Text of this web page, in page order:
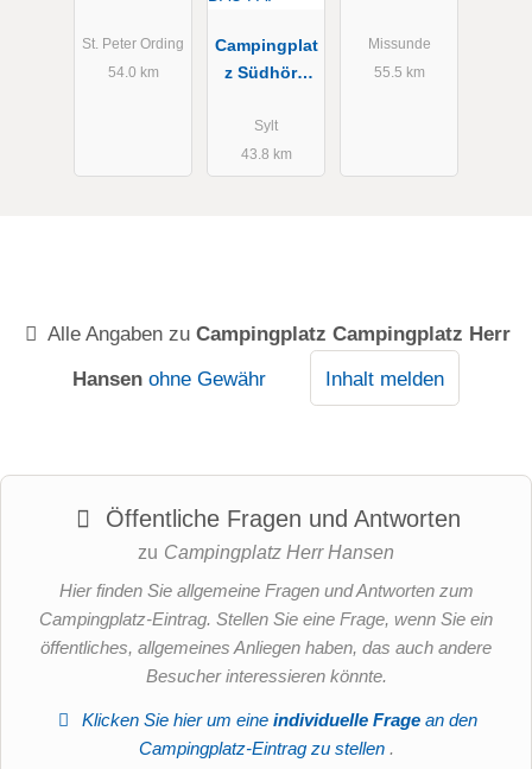
St. Peter Ording
54.0 km
Campingplat
z Südhörn
DAU FA.
Sylt
43.8 km
Missunde
55.5 km
Alle Angaben zuCampingplatz Campingplatz Herr
Hansen ohne Gewähr Inhalt melden
Öffentliche Fragen und Antworten
zu Campingplatz Herr Hansen
Hier finden Sie allgemeine Fragen und Antworten zum
Campingplatz-Eintrag. Stellen Sie eine Frage, wenn Sie ein
öffentliches, allgemeines Anliegen haben, das auch andere
Besucher interessieren könnte.
Klicken Sie hier um eineindividuelle Frage an den
Campingplatz-Eintrag zu stellen .